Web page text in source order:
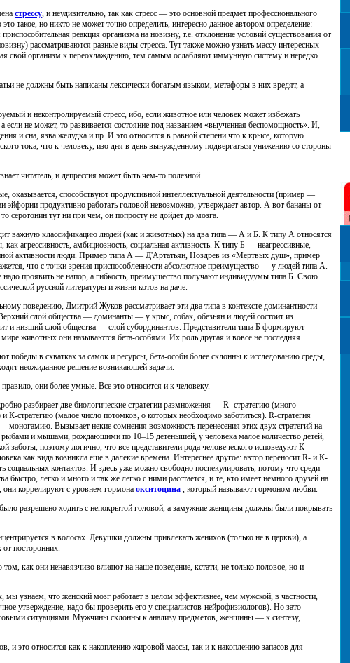
стрессу, и неудивительно, так как стресс — это основной предмет профессионального
такое, но никто не может точно определить, интересно данное автором определение:
реакция организма на новизну, т.е. отклонение условий существования от
рассматриваются разные виды стресса. Тут также можно узнать массу интересных
свой организм к переохлаждению, тем самым ослабляют иммунную систему и нередко
не должны быть написаны лексически богатым языком, метафоры в них вредят, а
и неконтролируемый стресс, ибо, если животное или человек может избежать
если не может, то развивается состояние под названием «выученная беспомощность». И,
и сна, язва желудка и пр. И это относится в равной степени что к крысе, которую
тока, что к человеку, изо дня в день вынужденному подвергаться унижению со стороны
читатель, и депрессия может быть чем-то полезной.
оказывается, способствуют продуктивной интеллектуальной деятельности (пример —
эйфории продуктивно работать головой невозможно, утверждает автор. А вот бананы от
серотонин тут ни при чем, он попросту не дойдет до мозга.
важную классификацию людей (как и животных) на два типа — А и Б. К типу А относятся
агрессивность, амбициозность, социальная активность. К типу Б — неагрессивные,
активности люди. Пример типа А — Д'Артатьян, Ноздрев из «Мертвых душ», пример
что с точки зрения приспособленности абсолютное преимущество — у людей типа А.
проявить не напор, а гибкость, преимущество получают индивидуумы типа Б. Свою
русской литературы и жизни котов на даче.
поведению, Дмитрий Жуков рассматривает эти два типа в контексте доминантности-
слой общества — доминанты — у крыс, собак, обезьян и людей состоит из
и низший слой общества — слой субординантов. Представители типа Б формируют
животных они называются бета-особями. Их роль другая и вовсе не последняя.
в схватках за самок и ресурсы, бета-особи более склонны к исследованию среды,
неожиданное решение возникающей задачи.
они более умные. Все это относится и к человеку.
разбирает две биологические стратегии размножения — R -стратегию (много
К-стратегию (малое число потомков, о которых необходимо заботиться). R-стратегия
моногамию. Вызывает некие сомнения возможность перенесения этих двух стратегий на
и мышами, рождающими по 10–15 детенышей, у человека малое количество детей,
заботы, поэтому логично, что все представители рода человеческого исповедуют К-
как вида возникла еще в далекие времена. Интереснее другое: автор переносит R- и К-
социальных контактов. И здесь уже можно свободно поспекулировать, потому что среди
быстро, легко и много и так же легко с ними расстается, и те, кто имеет немного друзей на
они коррелируют с уровнем гормона окситоцина , который называют гормоном любви.
разрешено ходить с непокрытой головой, а замужние женщины должны были покрывать
в волосах. Девушки должны привлекать женихов (только не в церкви), а
посторонних.
как они ненавязчиво влияют на наше поведение, кстати, не только половое, но и
узнаем, что женский мозг работает в целом эффективнее, чем мужской, в частности,
утверждение, надо бы проверить его у специалистов-нейрофизиологов). Но зато
ситуациями. Мужчины склонны к анализу предметов, женщины — к синтезу,
и это относится как к накоплению жировой массы, так и к накоплению запасов для